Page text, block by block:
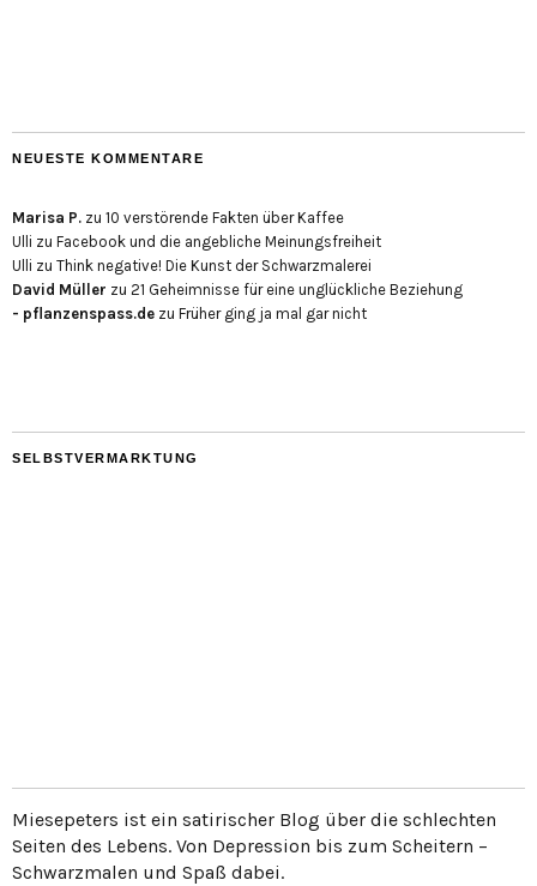
NEUESTE KOMMENTARE
Marisa P. zu 10 verstörende Fakten über Kaffee
Ulli zu Facebook und die angebliche Meinungsfreiheit
Ulli zu Think negative! Die Kunst der Schwarzmalerei
David Müller zu 21 Geheimnisse für eine unglückliche Beziehung
- pflanzenspass.de zu Früher ging ja mal gar nicht
SELBSTVERMARKTUNG
Miesepeters ist ein satirischer Blog über die schlechten
Seiten des Lebens. Von Depression bis zum Scheitern –
Schwarzmalen und Spaß dabei.